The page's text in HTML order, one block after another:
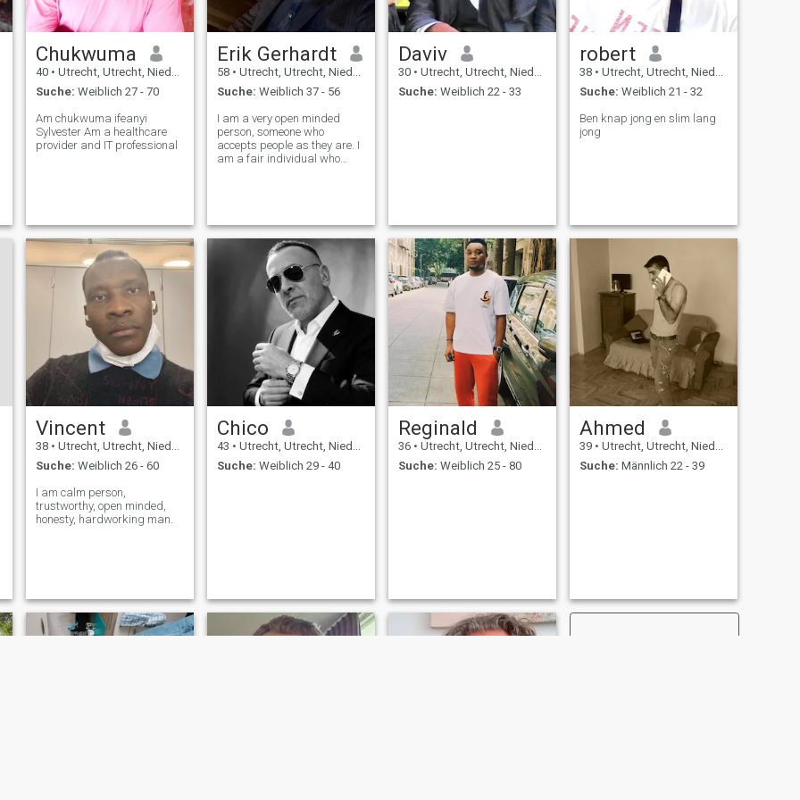
Chukwuma
40 • Utrecht, Utrecht, Niederlande
Suche: Weiblich 27 - 70
Am chukwuma ifeanyi
Sylvester Am a healthcare
provider and IT professional
Erik Gerhardt
58 • Utrecht, Utrecht, Niederlande
Suche: Weiblich 37 - 56
I am a very open minded
person, someone who
accepts people as they are. I
am a fair individual who
passionate man with a soft
and caring heart.
Daviv
30 • Utrecht, Utrecht, Niederlande
Suche: Weiblich 22 - 33
robert
38 • Utrecht, Utrecht, Niederlande
Suche: Weiblich 21 - 32
Ben knap jong en slim lang
jong
Vincent
38 • Utrecht, Utrecht, Niederlande
Suche: Weiblich 26 - 60
I am calm person,
trustworthy, open minded,
honesty, hardworking man.
Chico
43 • Utrecht, Utrecht, Niederlande
Suche: Weiblich 29 - 40
Reginald
36 • Utrecht, Utrecht, Niederlande
Suche: Weiblich 25 - 80
Ahmed
39 • Utrecht, Utrecht, Niederlande
Suche: Männlich 22 - 39